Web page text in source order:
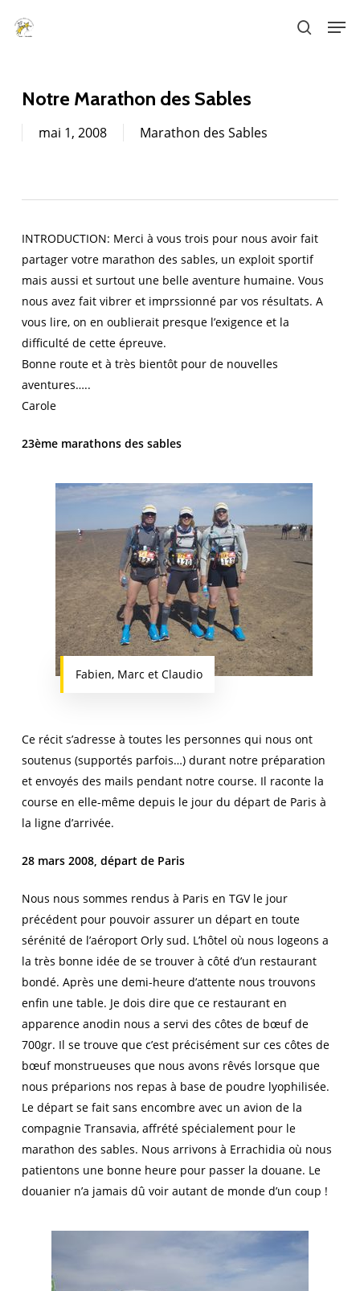
search
Notre Marathon des Sables
mai 1, 2008 Marathon des Sables
INTRODUCTION: Merci à vous trois pour nous avoir fait
partager votre marathon des sables, un exploit sportif
mais aussi et surtout une belle aventure humaine. Vous
nous avez fait vibrer et imprssionné par vos résultats. A
vous lire, on en oublierait presque l’exigence et la
difficulté de cette épreuve.
Bonne route et à très bientôt pour de nouvelles
aventures…..
Carole
23ème marathons des sables
Fabien, Marc et Claudio
Ce récit s’adresse à toutes les personnes qui nous ont
soutenus (supportés parfois…) durant notre préparation
et envoyés des mails pendant notre course. Il raconte la
course en elle-même depuis le jour du départ de Paris à
la ligne d’arrivée.
28 mars 2008, départ de Paris
Nous nous sommes rendus à Paris en TGV le jour
précédent pour pouvoir assurer un départ en toute
sérénité de l’aéroport Orly sud. L’hôtel où nous logeons a
la très bonne idée de se trouver à côté d’un restaurant
bondé. Après une demi-heure d’attente nous trouvons
enfin une table. Je dois dire que ce restaurant en
apparence anodin nous a servi des côtes de bœuf de
700gr. Il se trouve que c’est précisément sur ces côtes de
bœuf monstrueuses que nous avons rêvés lorsque que
nous préparions nos repas à base de poudre lyophilisée.
Le départ se fait sans encombre avec un avion de la
compagnie Transavia, affrété spécialement pour le
marathon des sables. Nous arrivons à Errachidia où nous
patientons une bonne heure pour passer la douane. Le
douanier n’a jamais dû voir autant de monde d’un coup !